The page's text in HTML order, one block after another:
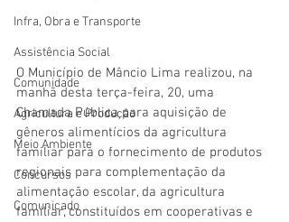
Infra, Obra e Transporte
Assistência Social
Comunidade
Agricultura e Produção
Meio Ambiente
Concursos
Comunicado
O Município de Mâncio Lima realizou, na
manhã desta terça-feira, 20, uma
Chamada Pública para aquisição de
gêneros alimentícios da agricultura
familiar para o fornecimento de produtos
regionais para complementação da
alimentação escolar, da agricultura
familiar, constituídos em cooperativas e